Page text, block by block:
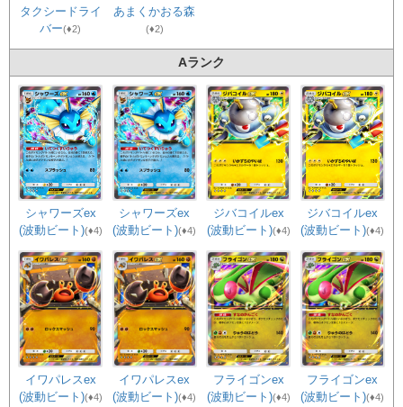
タクシードライ
バー(♦2)
あまくかおる森
(♦2)
Aランク
シャワーズex
(波動ビート)(♦4)
シャワーズex
(波動ビート)(♦4)
ジバコイルex
(波動ビート)(♦4)
ジバコイルex
(波動ビート)(♦4)
イワパレスex
(波動ビート)(♦4)
イワパレスex
(波動ビート)(♦4)
フライゴンex
(波動ビート)(♦4)
フライゴンex
(波動ビート)(♦4)